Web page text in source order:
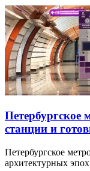
Петербургское
станции и
Петербургское
архитектурных